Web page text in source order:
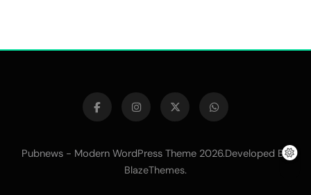
Pubnews - Modern WordPress Theme 2026.Developed By
BlazeThemes.